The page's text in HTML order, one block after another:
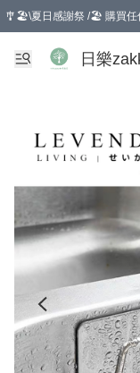
🎐🏖️\夏日感謝祭 /🏖️ 購買任
選擇GoGoX住宅/工商地址
日樂